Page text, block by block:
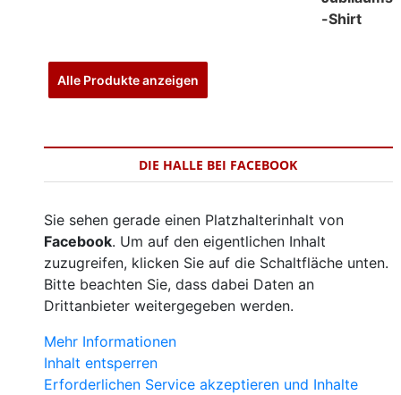
Alle Produkte anzeigen
DIE HALLE BEI FACEBOOK
Sie sehen gerade einen Platzhalterinhalt von
Facebook. Um auf den eigentlichen Inhalt
zuzugreifen, klicken Sie auf die Schaltfläche unten.
Bitte beachten Sie, dass dabei Daten an
Drittanbieter weitergegeben werden.
Mehr Informationen
Inhalt entsperren
Erforderlichen Service akzeptieren und Inhalte